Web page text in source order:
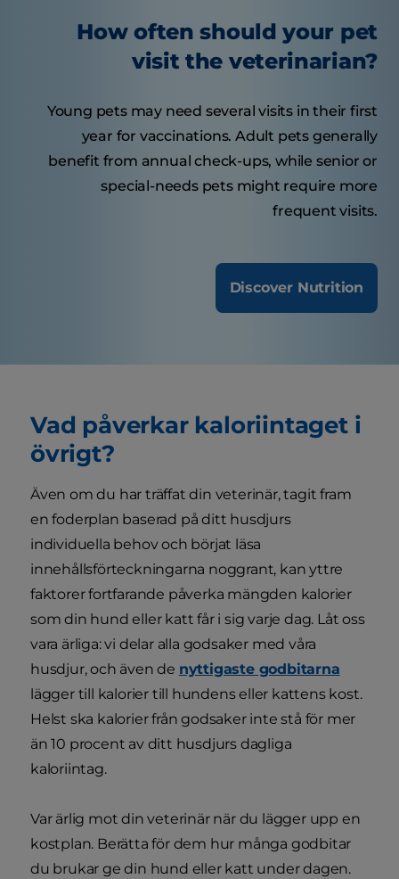
How often should your pet
visit the veterinarian?
Young pets may need several visits in their first
year for vaccinations. Adult pets generally
benefit from annual check-ups, while senior or
special-needs pets might require more
frequent visits.
Discover Nutrition
Vad påverkar kaloriintaget i
övrigt?
Även om du har träffat din veterinär, tagit fram
en foderplan baserad på ditt husdjurs
individuella behov och börjat läsa
innehållsförteckningarna noggrant, kan yttre
faktorer fortfarande påverka mängden kalorier
som din hund eller katt får i sig varje dag. Låt oss
vara ärliga: vi delar alla godsaker med våra
husdjur, och även de nyttigaste godbitarna
lägger till kalorier till hundens eller kattens kost.
Helst ska kalorier från godsaker inte stå för mer
än 10 procent av ditt husdjurs dagliga
kaloriintag.
Var ärlig mot din veterinär när du lägger upp en
kostplan. Berätta för dem hur många godbitar
du brukar ge din hund eller katt under dagen.